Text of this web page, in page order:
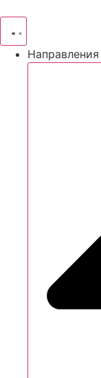
Направления